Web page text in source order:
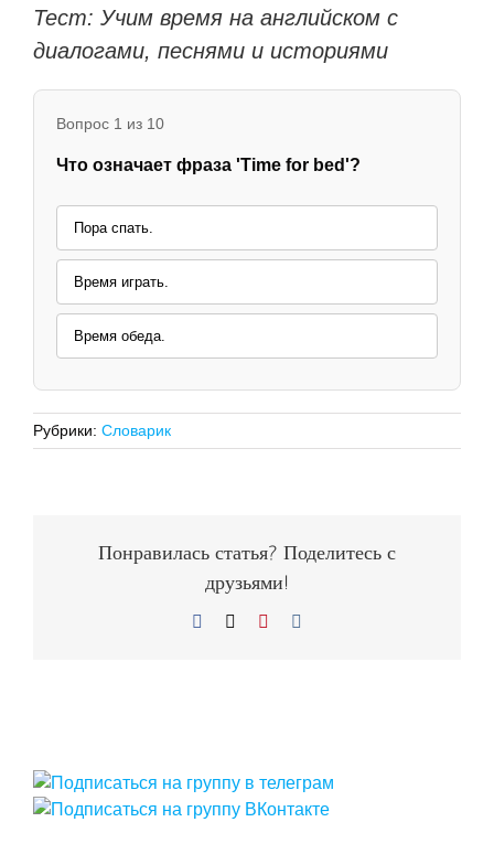
Тест: Учим время на английском с
диалогами, песнями и историями
Вопрос 1 из 10
Что означает фраза 'Time for bed'?
Пора спать.
Время играть.
Время обеда.
Рубрики: Словарик
Понравилась статья? Поделитесь с
друзьями!
Facebook Pinterest